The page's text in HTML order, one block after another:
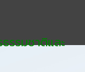
รรมชาติและ